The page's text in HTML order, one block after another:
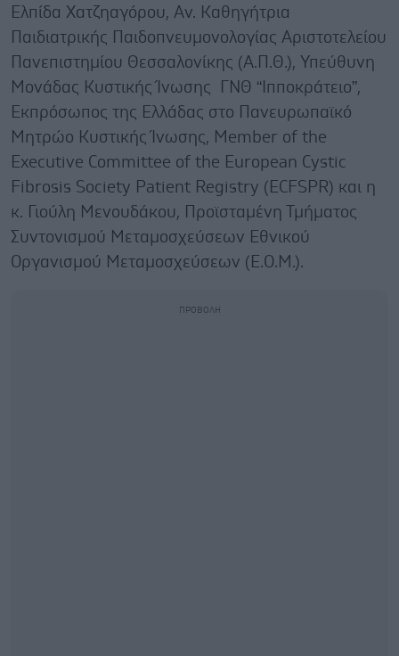
Ελπίδα Χατζηαγόρου, Αν. Καθηγήτρια
Παιδιατρικής Παιδοπνευμονολογίας Αριστοτελείου
Πανεπιστημίου Θεσσαλονίκης (Α.Π.Θ.), Υπεύθυνη
Μονάδας Κυστικής Ίνωσης ΓΝΘ “Ιπποκράτειο”,
Εκπρόσωπος της Ελλάδας στο Πανευρωπαϊκό
Μητρώο Κυστικής Ίνωσης, Member of the
Executive Committee of the European Cystic
Fibrosis Society Patient Registry (ECFSPR) και η
κ. Γιούλη Μενουδάκου, Προϊσταμένη Τμήματος
Συντονισμού Μεταμοσχεύσεων Εθνικού
Οργανισμού Μεταμοσχεύσεων (Ε.Ο.Μ.).